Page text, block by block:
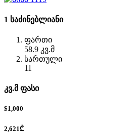
1 საძინებლიანი
ფართი
58.9 კვ.მ
სართული
11
კვ.მ ფასი
$1,000
2,621₾